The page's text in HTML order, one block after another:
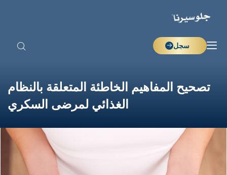
سجل
تصحيح المفاهيم الخاطئة المتعلقة بالنظام
الغذائي لمرضى السكري